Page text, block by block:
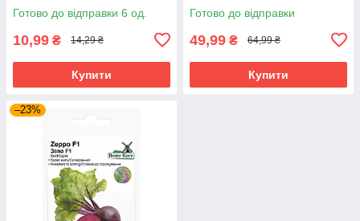
Готово до відправки 6 од.
10,99 ₴ 14,29 ₴
Купити
Готово до відправки
49,99 ₴ 64,99 ₴
Купити
–23%